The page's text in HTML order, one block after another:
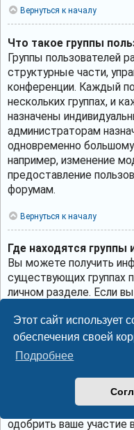
Этот сайт использует
обеспечения своей
Подробнее
Вернуться к началу
Что такое группы
Группы пользователей
структурные части,
конференции. Каждый
нескольких группах, и
назначены
администраторам
одновременно большому
например, изменение
предоставление
форумам.
Вернуться к началу
Где находятся группы
Вы можете получить
существующих группах
личном разделе. Если
нажмите
общедоступны.
для вступления в них,
скрытыми. Если
запросить членство в
кнопке. Если
вы можете отправить
соответствующей
одобрить ваше участие